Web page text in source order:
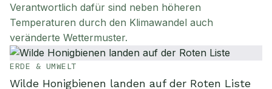
Verantwortlich dafür sind neben höheren
Temperaturen durch den Klimawandel auch
veränderte Wettermuster.
ERDE & UMWELT
Wilde Honigbienen landen auf der Roten Liste